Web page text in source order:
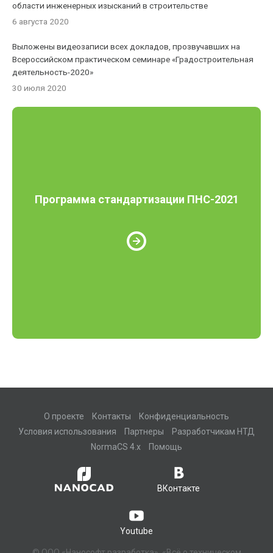
области инженерных изысканий в строительстве
6 августа 2020
Выложены видеозаписи всех докладов, прозвучавших на
Всероссийском практическом семинаре «Градостроительная
деятельность-2020»
30 июля 2020
Программа стандартизации ПНС-2021
О проекте Контакты
Конфиденциальность
Условия использования
Партнеры
Разработчикам НТД
NormaCS 4.x
Помощь
ВКонтакте
Youtube